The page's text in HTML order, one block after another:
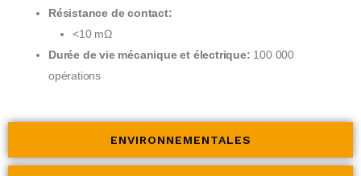
ENVIRONNEMENTALES
Résistance de contact:
<10 mΩ
Durée de vie mécanique et électrique: 100 000
opérations